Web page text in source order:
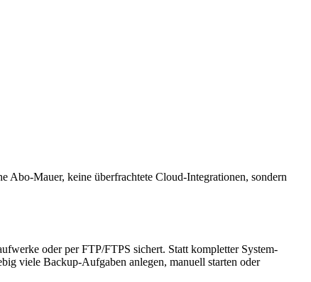
Abo-Mauer, keine überfrachtete Cloud-Integrationen, sondern
oder per FTP/FTPS sichert. Statt kompletter System-
viele Backup-Aufgaben anlegen, manuell starten oder